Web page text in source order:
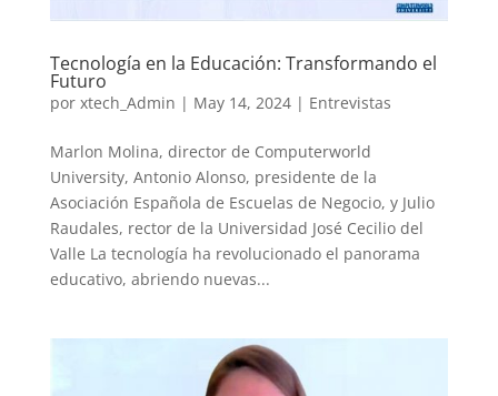
Tecnología en la Educación: Transformando el
Futuro
por xtech_Admin | May 14, 2024| Entrevistas
Marlon Molina, director de Computerworld
University, Antonio Alonso, presidente de la
Asociación Española de Escuelas de Negocio, y Julio
Raudales, rector de la Universidad José Cecilio del
Valle La tecnología ha revolucionado el panorama
educativo, abriendo nuevas...